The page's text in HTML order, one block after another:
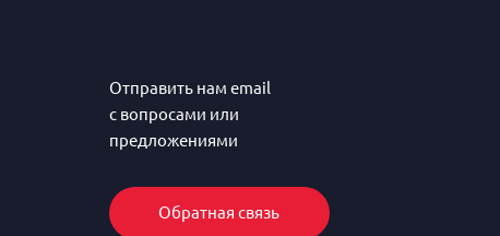
Отправить нам email
с вопросами или
предложениями
Обратная связь